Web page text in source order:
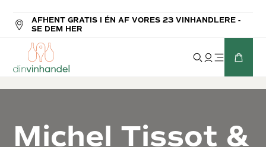
AFHENT GRATIS I ÉN AF VORES 23 VINHANDLERE -
SE DEM HER
Michel Tissot &